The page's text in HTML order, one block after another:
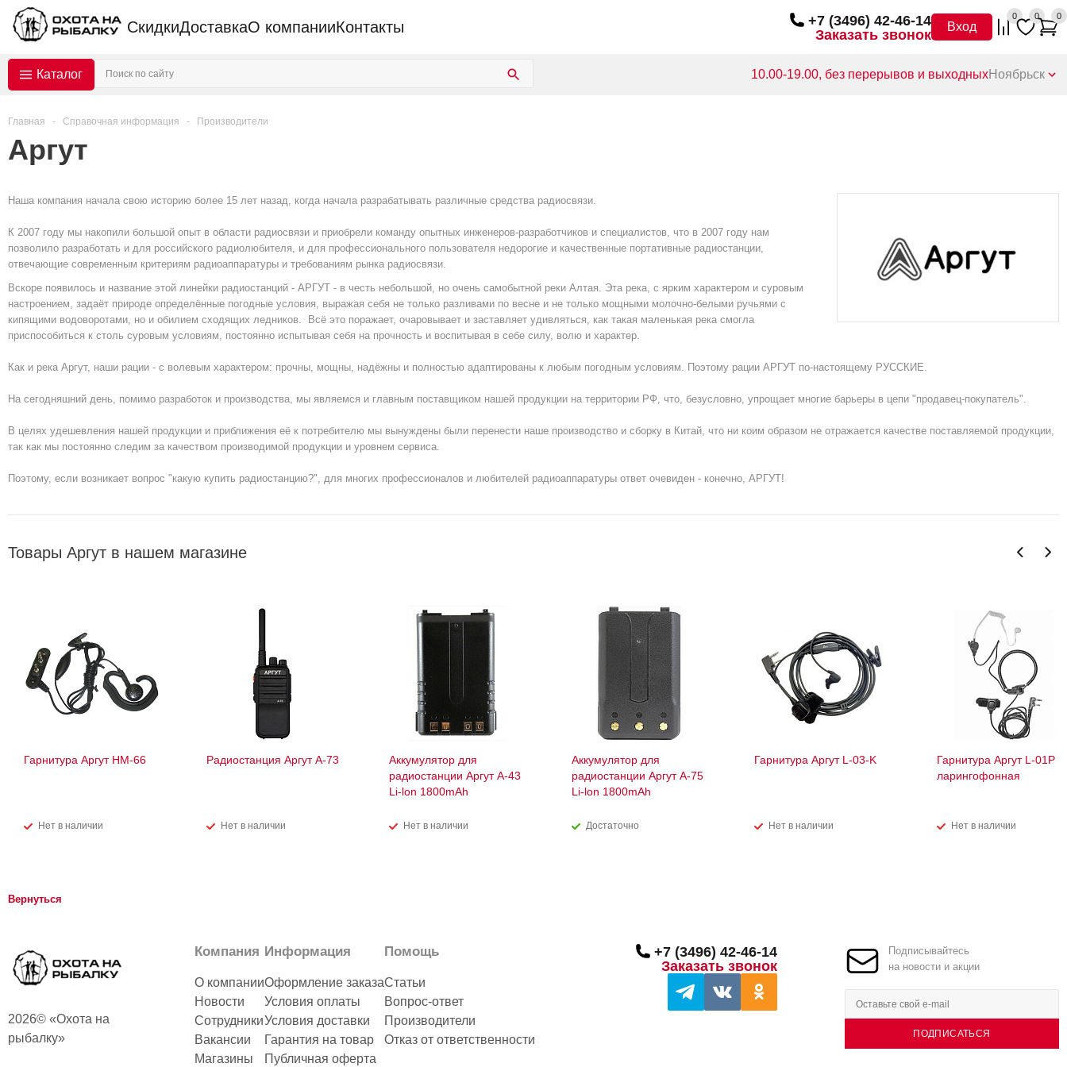
СкидкиДоставкаО компанииКонтакты
+7 (3496) 42-46-14
Заказать звонок
Вход
0 0 0
Каталог 10.00-19.00, без перерывов и выходныхНоябрьск
Главная - Справочная информация - Производители
Аргут
Наша компания начала свою историю более 15 лет назад, когда начала разрабатывать различные средства радиосвязи.
К 2007 году мы накопили большой опыт в области радиосвязи и приобрели команду опытных инженеров-разработчиков и специалистов, что в 2007 году нам
позволило разработать и для российского радиолюбителя, и для профессионального пользователя недорогие и качественные портативные радиостанции,
отвечающие современным критериям радиоаппаратуры и требованиям рынка радиосвязи.
Вскоре появилось и название этой линейки радиостанций - АРГУТ - в честь небольшой, но очень самобытной реки Алтая. Эта река, с ярким характером и суровым
настроением, задаёт природе определённые погодные условия, выражая себя не только разливами по весне и не только мощными молочно-белыми ручьями с
кипящими водоворотами, но и обилием сходящих ледников. Всё это поражает, очаровывает и заставляет удивляться, как такая маленькая река смогла
приспособиться к столь суровым условиям, постоянно испытывая себя на прочность и воспитывая в себе силу, волю и характер.
Как и река Аргут, наши рации - с волевым характером: прочны, мощны, надёжны и полностью адаптированы к любым погодным условиям. Поэтому рации АРГУТ по-настоящему РУССКИЕ.
На сегодняшний день, помимо разработок и производства, мы являемся и главным поставщиком нашей продукции на территории РФ, что, безусловно, упрощает многие барьеры в цепи "продавец-покупатель".
В целях удешевления нашей продукции и приближения её к потребителю мы вынуждены были перенести наше производство и сборку в Китай, что ни коим образом не отражается качестве поставляемой продукции,
так как мы постоянно следим за качеством производимой продукции и уровнем сервиса.
Поэтому, если возникает вопрос "какую купить радиостанцию?", для многих профессионалов и любителей радиоаппаратуры ответ очевиден - конечно, АРГУТ!
Товары Аргут в нашем магазине
Гарнитура Аргут HM-66
Нет в наличии
Радиостанция Аргут А-73
Нет в наличии
Аккумулятор для
радиостанции Аргут А-43
Li-lon 1800mAh
Нет в наличии
Аккумулятор для
радиостанции Аргут А-75
Li-lon 1800mAh
Достаточно
Гарнитура Аргут L-03-K
Нет в наличии
Гарнитура Аргут L-01Р
ларингофонная
Нет в наличии
Вернуться
2026© «Охота на
рыбалку»
Компания
О компании
Новости
Сотрудники
Вакансии
Магазины
Информация
Оформление заказа
Условия оплаты
Условия доставки
Гарантия на товар
Публичная оферта
Помощь
Статьи
Вопрос-ответ
Производители
Отказ от ответственности
+7 (3496) 42-46-14
Заказать звонок
Подписывайтесь
на новости и акции
ПОДПИСАТЬСЯ